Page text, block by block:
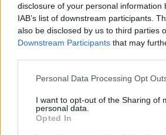
disclosure of your personal information
IAB’s list of downstream participants.
also be disclosed by us to third parties
Downstream Participants that may
Personal Data Processing Opt
I want to opt-out of the Sharing of
personal data.
Opted In